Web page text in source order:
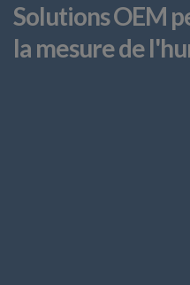
Solutions OEM
la mesure de